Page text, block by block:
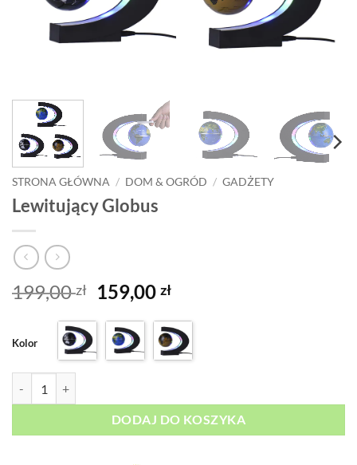
STRONA GŁÓWNA / DOM & OGRÓD / GADŻETY
Lewitujący Globus
199,00zł
Pierwotna
cena
wynosiła:
199,00 zł.
159,00złAktualna
wynosi:
159,00 zł.
Kolor
DODAJ DO KOSZYKA